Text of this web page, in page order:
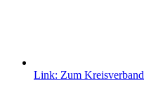
Link: Zum Kreisverband